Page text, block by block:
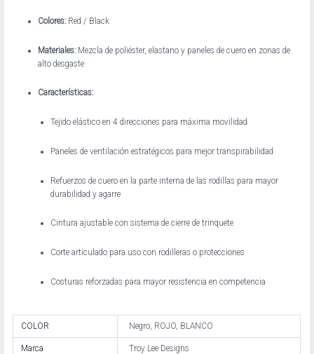
Colores:Red / Black
Materiales:Mezcla de poliéster, elastano y paneles de cuero en zonas de
alto desgaste
Características:
Tejido elástico en 4 direcciones para máxima movilidad
Paneles de ventilación estratégicos para mejor transpirabilidad
Refuerzos de cuero en la parte interna de las rodillas para mayor
durabilidad y agarre
Cintura ajustable con sistema de cierre de trinquete
Corte articulado para uso con rodilleras o protecciones
Costuras reforzadas para mayor resistencia en competencia
COLOR Negro, ROJO, BLANCO
Marca Troy Lee Designs